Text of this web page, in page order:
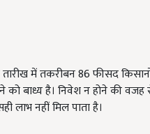
में तकरीबन 86 फीसद
को बाध्य है। निवेश न होने की
लाभ नहीं मिल पाता है।